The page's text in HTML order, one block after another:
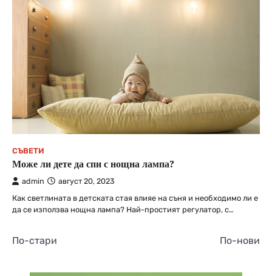
СЪВЕТИ
Може ли дете да спи с нощна лампа?
admin
август 20, 2023
Как светлината в детската стая влияе на съня и необходимо ли е
да се използва нощна лампа? Най-простият регулатор, с…
Навигация
По-стари По-нови